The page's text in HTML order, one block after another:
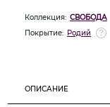
Коллекция: СВОБОДА
Покрытие: Родий
ОПИСАНИЕ